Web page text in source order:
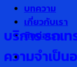
บทความ
เกี่ยวกับเรา
ติดต่อเรา
บริการ รถเ
ความจำเป็น